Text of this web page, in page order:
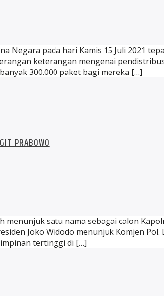
Negara pada hari Kamis 15 Juli 2021
keterangan mengenai
300.000 paket bagi mereka […]
PRABOWO
menunjuk satu nama sebagai calon
Joko Widodo menunjuk Komjen
tertinggi di […]